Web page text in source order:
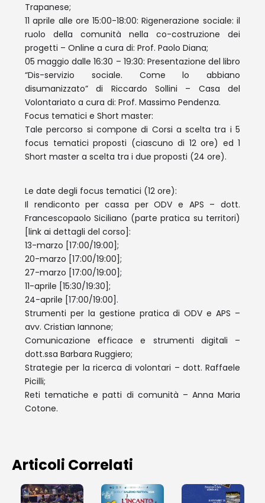
Trapanese;
11 aprile alle ore 15:00-18:00: Rigenerazione sociale: il
ruolo della comunità nella co-costruzione dei
progetti – Online a cura di: Prof. Paolo Diana;
05 maggio dalle 16:30 – 19:30: Presentazione del libro
“Dis-servizio sociale. Come lo abbiano
disumanizzato” di Riccardo Sollini – Casa del
Volontariato a cura di: Prof. Massimo Pendenza.
Focus tematici e Short master:
Tale percorso si compone di Corsi a scelta tra i 5
focus tematici proposti (ciascuno di 12 ore) ed 1
Short master a scelta tra i due proposti (24 ore).
Le date degli focus tematici (12 ore):
Il rendiconto per cassa per ODV e APS – dott.
Francescopaolo Siciliano (parte pratica su territori)
[link ai dettagli del corso]:
13-marzo [17:00/19:00];
20-marzo [17:00/19:00];
27-marzo [17:00/19:00];
11-aprile [15:30/19:30];
24-aprile [17:00/19:00].
Strumenti per la gestione pratica di ODV e APS –
avv. Cristian Iannone;
Comunicazione efficace e strumenti digitali –
dott.ssa Barbara Ruggiero;
Strategie per la ricerca di volontari – dott. Raffaele
Picilli;
Reti tematiche e patti di comunità – Anna Maria
Cotone.
Articoli Correlati